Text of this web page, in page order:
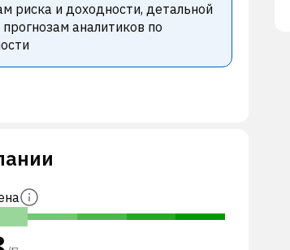
риска и доходности, детальной
аналитиков по